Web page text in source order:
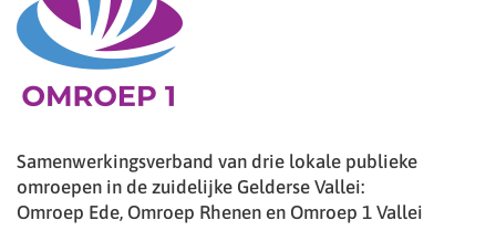
Samenwerkingsverband van drie lokale publieke
omroepen in de zuidelijke Gelderse Vallei:
Omroep Ede, Omroep Rhenen en Omroep 1 Vallei